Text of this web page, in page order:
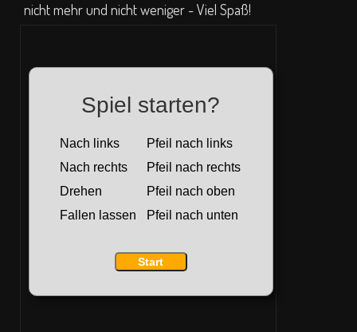
nicht mehr und nicht weniger - Viel Spaß!